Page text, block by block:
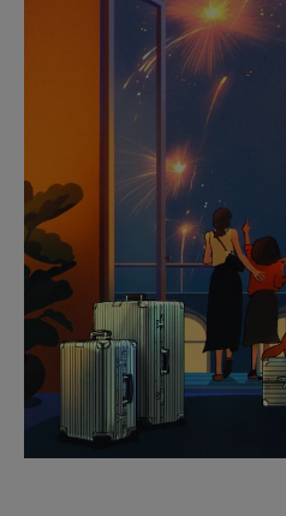
METTRE
PAUSE
POUR
LE
SON